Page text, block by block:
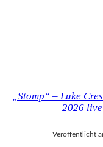
„Stomp“ – Luke
2026
Veröffentlicht